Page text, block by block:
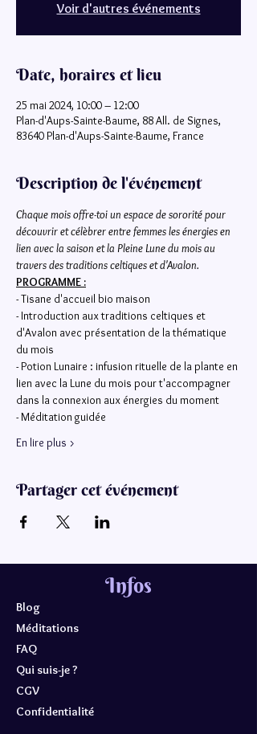
Voir d'autres événements
Date, horaires et lieu
25 mai 2024, 10:00 – 12:00
Plan-d'Aups-Sainte-Baume, 88 All. de Signes,
83640 Plan-d'Aups-Sainte-Baume, France
Description de l'événement
Chaque mois offre-toi un espace de sororité pour
découvrir et célèbrer entre femmes les énergies en
lien avec la saison et la Pleine Lune du mois au
travers des traditions celtiques et d'Avalon.
PROGRAMME :
- Tisane d'accueil bio maison
- Introduction aux traditions celtiques et
d'Avalon avec présentation de la thématique
du mois
- Potion Lunaire : infusion rituelle de la plante en
lien avec la Lune du mois pour t'accompagner
dans la connexion aux énergies du moment
- Méditation guidée
En lire plus >
Partager cet événement
Infos
Blog
Méditations
FAQ
Qui suis-je ?
CGV
Confidentialité